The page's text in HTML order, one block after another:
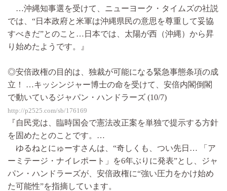
…沖縄知事選を受けて、ニューヨーク・タイムズの社説
では、“日本政府と米軍は沖縄県民の意思を尊重して妥協
すべきだ”とのこと…日本では、太陽が西（沖縄）から昇
り始めたようです。』
◎安倍政権の目的は、独裁が可能になる緊急事態条項の成
立！ …キッシンジャー博士の命を受けて、安倍内閣倒閣
で動いているジャパン・ハンドラーズ (10/7)
http://p2525.com/sb/176169
『自民党は、臨時国会で憲法改正案を単独で提示する方針
を固めたとのことです。…
ゆるねとにゅーすさんは、“奇しくも、つい先日… 「ア
ーミテージ・ナイレポート」を6年ぶりに発表”とし、ジャ
パン・ハンドラーズが、安倍政権に“強い圧力をかけ始め
た可能性”を指摘しています。